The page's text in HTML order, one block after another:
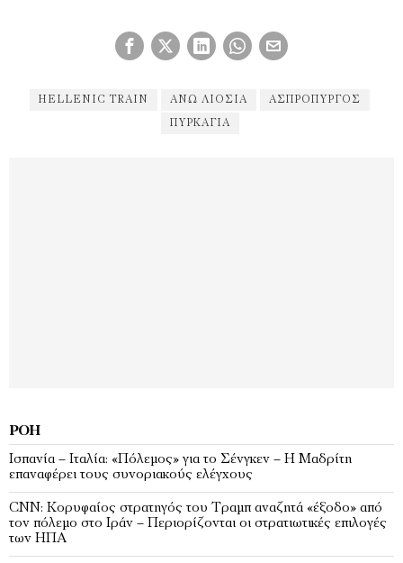
HELLENIC TRAIN ΆΝΩ ΛΙΌΣΙΑ ΑΣΠΡΌΠΥΡΓΟΣ
ΠΥΡΚΑΓΙΑ
ΡΟΉ
Ισπανία – Ιταλία: «Πόλεμος» για το Σένγκεν – Η Μαδρίτη
επαναφέρει τους συνοριακούς ελέγχους
CNN: Κορυφαίος στρατηγός του Τραμπ αναζητά «έξοδο» από
τον πόλεμο στο Ιράν – Περιορίζονται οι στρατιωτικές επιλογές
των ΗΠΑ